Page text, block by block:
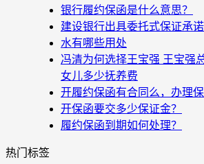
银行履约保函是什么意思？
建设银行出具委托式保证承
水有哪些用处
冯清为何选择王宝强 王宝强
女儿多少抚养费
开履约保函有合同么，办理
开保函要交多少保证金？
履约保函到期如何处理？
热门标签